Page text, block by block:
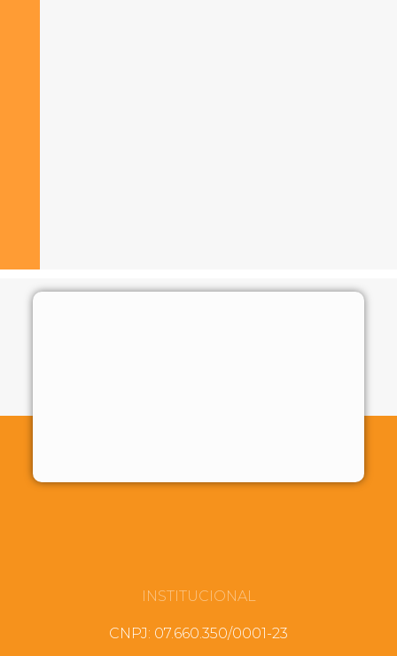
INSTITUCIONAL
CNPJ: 07.660.350/0001-23